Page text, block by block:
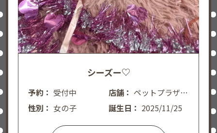
シーズー♡
予約： 受付中 店舗：
島皆実町店
性別： 女の子 誕生日： 2025/11/25